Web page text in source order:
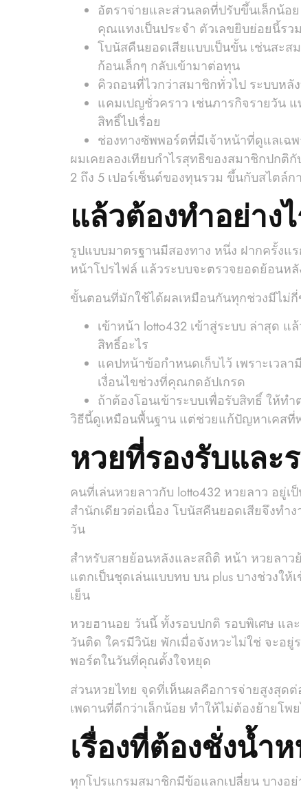
อัตราจ่ายและส่วนลดที่ปรับขึ้นเล็กน้อ
คุณแทงเป็นประจำ ตัวเลขยิบย่อยนี้รว
โบนัสคืนยอดเสียแบบเป็นขั้น เช่นสะส
ก้อนเล็กๆ กลับเข้ามาต่อทุน
คิวถอนที่ไวกว่าสมาชิกทั่วไป ระบบหลั
แคมเปญชั่วคราว เช่นภารกิจรายวัน
สิทธิ์ไปเรื่อย
ช่องทางซัพพอร์ตที่มีเจ้าหน้าที่ดูแลเฉ
ผมเคยลองเทียบกำไรสุทธิของสมาชิกปกติ
2 ถึง 5 เปอร์เซ็นต์ของทุนรวม ขึ้นกับสไตล์
แล้วต้องทำอย่าง
รูปแบบมาตรฐานมีสองทาง หนึ่ง ฝากครั้ง
หน้าโปรไฟล์ แล้วระบบจะตรวจยอดย้อนห
ขั้นตอนที่มักใช้ได้ผลเหมือนกันทุกช่วงมีไม่กี่
เข้าหน้า lotto432 เข้าสู่ระบบ ล่าสุด
สิทธิ์อะไร
แคปหน้าข้อกำหนดเก็บไว้ เพราะเวล
เงื่อนไขช่วงที่คุณกดอัปเกรด
ถ้าต้องโอนเข้าระบบเพื่อรับสิทธิ์ ให้ท
วิธีนี้ดูเหมือนพื้นฐาน แต่ช่วยแก้ปัญหาเคสที่
หวยที่รองรับและ
คนที่เล่นหวยลาวกับ lotto432 หวยลาว อยู่
สำนักเดียวต่อเนื่อง โบนัสคืนยอดเสียจึงท
วัน
สำหรับสายย้อนหลังและสถิติ หน้า หวยลาว
แตกเป็นชุดเล่นแบบทบ บน plus บางช่วงใ
เย็น
หวยฮานอย วันนี้ ทั้งรอบปกติ รอบพิเศษ แล
วันติด ใครมีวินัย พักเมื่อจังหวะไม่ใช่ จะอยู่
พอร์ตในวันที่คุณตั้งใจหยุด
ส่วนหวยไทย จุดที่เห็นผลคือการจ่ายสูงสุด
เพดานที่ดีกว่าเล็กน้อย ทำให้ไม่ต้องย้ายโพ
เรื่องที่ต้องชั่งน้ำ
ทุกโปรแกรมสมาชิกมีข้อแลกเปลี่ยน บางอ